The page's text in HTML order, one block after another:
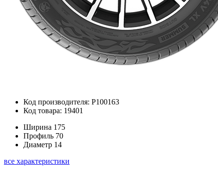
Код производителя: P100163
Код товара: 19401
Ширина 175
Профиль 70
Диаметр 14
все характеристики